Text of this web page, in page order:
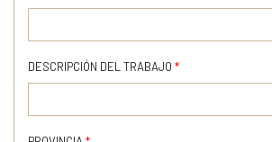
DESCRIPCIÓN DEL TRABAJO *